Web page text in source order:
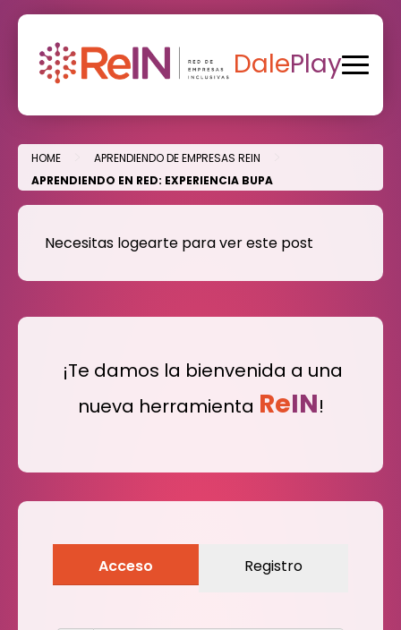
Skip
content
DalePlay
HOME APRENDIENDO DE EMPRESAS REIN
APRENDIENDO EN RED: EXPERIENCIA BUPA
Necesitas logearte para ver este post
¡Te damos la bienvenida a una
nueva herramienta ReIN!
Acceso Registro